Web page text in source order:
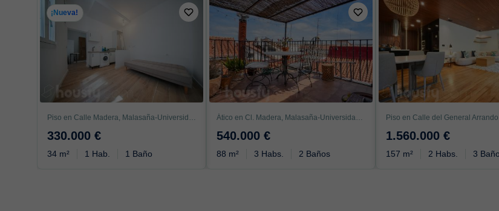
¡Nueva!
Piso en Calle Madera, Malasaña-Universidad, Madrid
330.000 €
34 m² 1 Hab. 1 Baño
Ático en Cl. Madera, Malasaña-Universidad, Madrid
540.000 €
88 m² 3 Habs. 2 Baños
1.560.000 €
157 m² 2 Habs. 3